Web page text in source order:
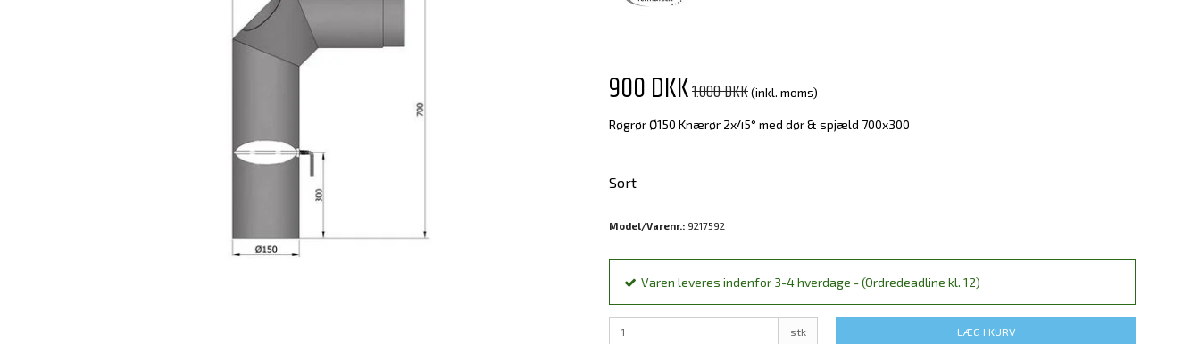
900 DKK1.000 DKK(inkl. moms)
Røgrør Ø150 Knærør 2x45° med dør & spjæld 700x300
Sort
Model/Varenr.: 9217592
Varen leveres indenfor 3-4 hverdage - (Ordredeadline kl. 12)
stk LÆG I KURV